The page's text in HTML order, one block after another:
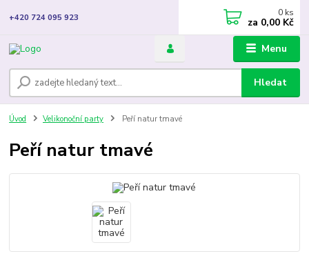
Menu
Hledat
+420 724 095 923 0 ks
za 0,00 Kč
Úvod Velikonoční party Peří natur tmavé
Peří natur tmavé